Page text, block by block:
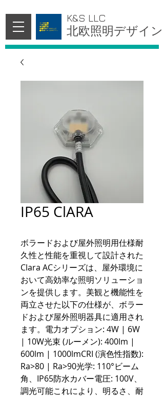
北欧照明デザイン
K&S LLC
IP65 ClARA
ボラードおよび屋外照明用仕様耐
久性と性能を重視して設計された
Clara ACシリーズは、屋外環境に
おいて高効率な照明ソリューショ
ンを提供します。美観と機能性を
両立させた以下の仕様が、ボラー
ドおよび屋外照明器具に適用され
ます。電力オプション: 4W | 6W
| 10W光束 (ルーメン): 400lm |
600lm | 1000lmCRI (演色性指数):
Ra>80 | Ra>90光学: 110°ビーム
角、IP65防水カバー電圧: 100V、
調光可能これにより、明るさ、耐